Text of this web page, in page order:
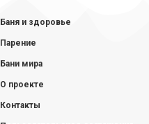
Баня и здоровье
Парение
Бани мира
О проекте
Контакты